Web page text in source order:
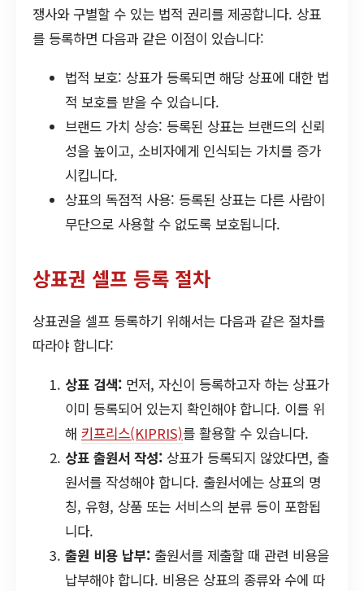
쟁사와 구별할 수 있는 법적 권리를 제공합니다. 상표
를 등록하면 다음과 같은 이점이 있습니다:
법적 보호: 상표가 등록되면 해당 상표에 대한 법
적 보호를 받을 수 있습니다.
브랜드 가치 상승: 등록된 상표는 브랜드의 신뢰
성을 높이고, 소비자에게 인식되는 가치를 증가
시킵니다.
상표의 독점적 사용: 등록된 상표는 다른 사람이
무단으로 사용할 수 없도록 보호됩니다.
상표권 셀프 등록 절차
상표권을 셀프 등록하기 위해서는 다음과 같은 절차를
따라야 합니다:
상표 검색: 먼저, 자신이 등록하고자 하는 상표가
이미 등록되어 있는지 확인해야 합니다. 이를 위
해 키프리스(KIPRIS)를 활용할 수 있습니다.
상표 출원서 작성: 상표가 등록되지 않았다면, 출
원서를 작성해야 합니다. 출원서에는 상표의 명
칭, 유형, 상품 또는 서비스의 분류 등이 포함됩
니다.
출원 비용 납부: 출원서를 제출할 때 관련 비용을
납부해야 합니다. 비용은 상표의 종류와 수에 따